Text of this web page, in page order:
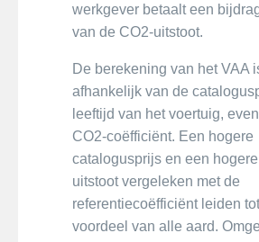
werkgever betaalt een
van de CO2-uitstoot.
De berekening van het VAA
afhankelijk van de
leeftijd van het voertuig,
CO2-coëfficiënt. Een hogere
catalogusprijs en een
uitstoot vergeleken met de
referentiecoëfficiënt leiden
voordeel van alle aard.